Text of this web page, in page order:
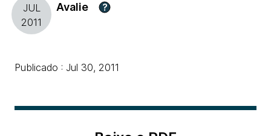
JUL
2011
Avalie ?
Publicado : Jul 30, 2011